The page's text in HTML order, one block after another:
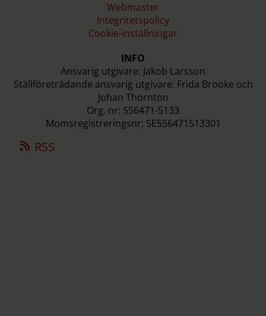
Webmaster
Integritetspolicy
Cookie-inställningar
INFO
Ansvarig utgivare: Jakob Larsson
Ställföreträdande ansvarig utgivare: Frida Brooke och
Johan Thornton
Org. nr: 556471-5133
Momsregistreringsnr: SE556471513301
RSS